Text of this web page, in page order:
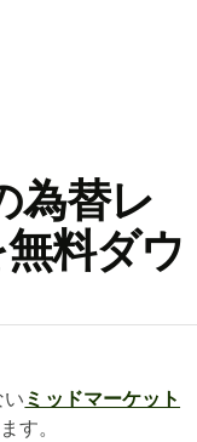
為替レ
料ダウ
ミッドマーケット
す。